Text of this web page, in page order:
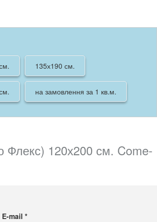
135х190 см.
на замовлення за 1 кв.м.
Флекс) 120х200 см. Come-
E-mail *